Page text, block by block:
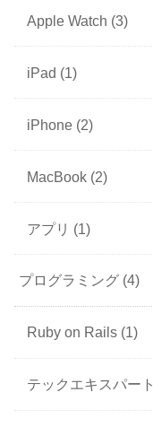
Apple Watch (3)
iPad (1)
iPhone (2)
MacBook (2)
アプリ (1)
プログラミング (4)
Ruby on Rails (1)
テックエキスパート